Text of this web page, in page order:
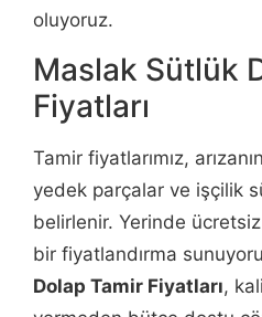
oluyoruz.
Maslak Sütlük
Fiyatları
Tamir fiyatlarımız,
yedek parçalar ve işçilik
belirlenir. Yerinde
bir fiyatlandırma
Dolap Tamir Fiyatları,